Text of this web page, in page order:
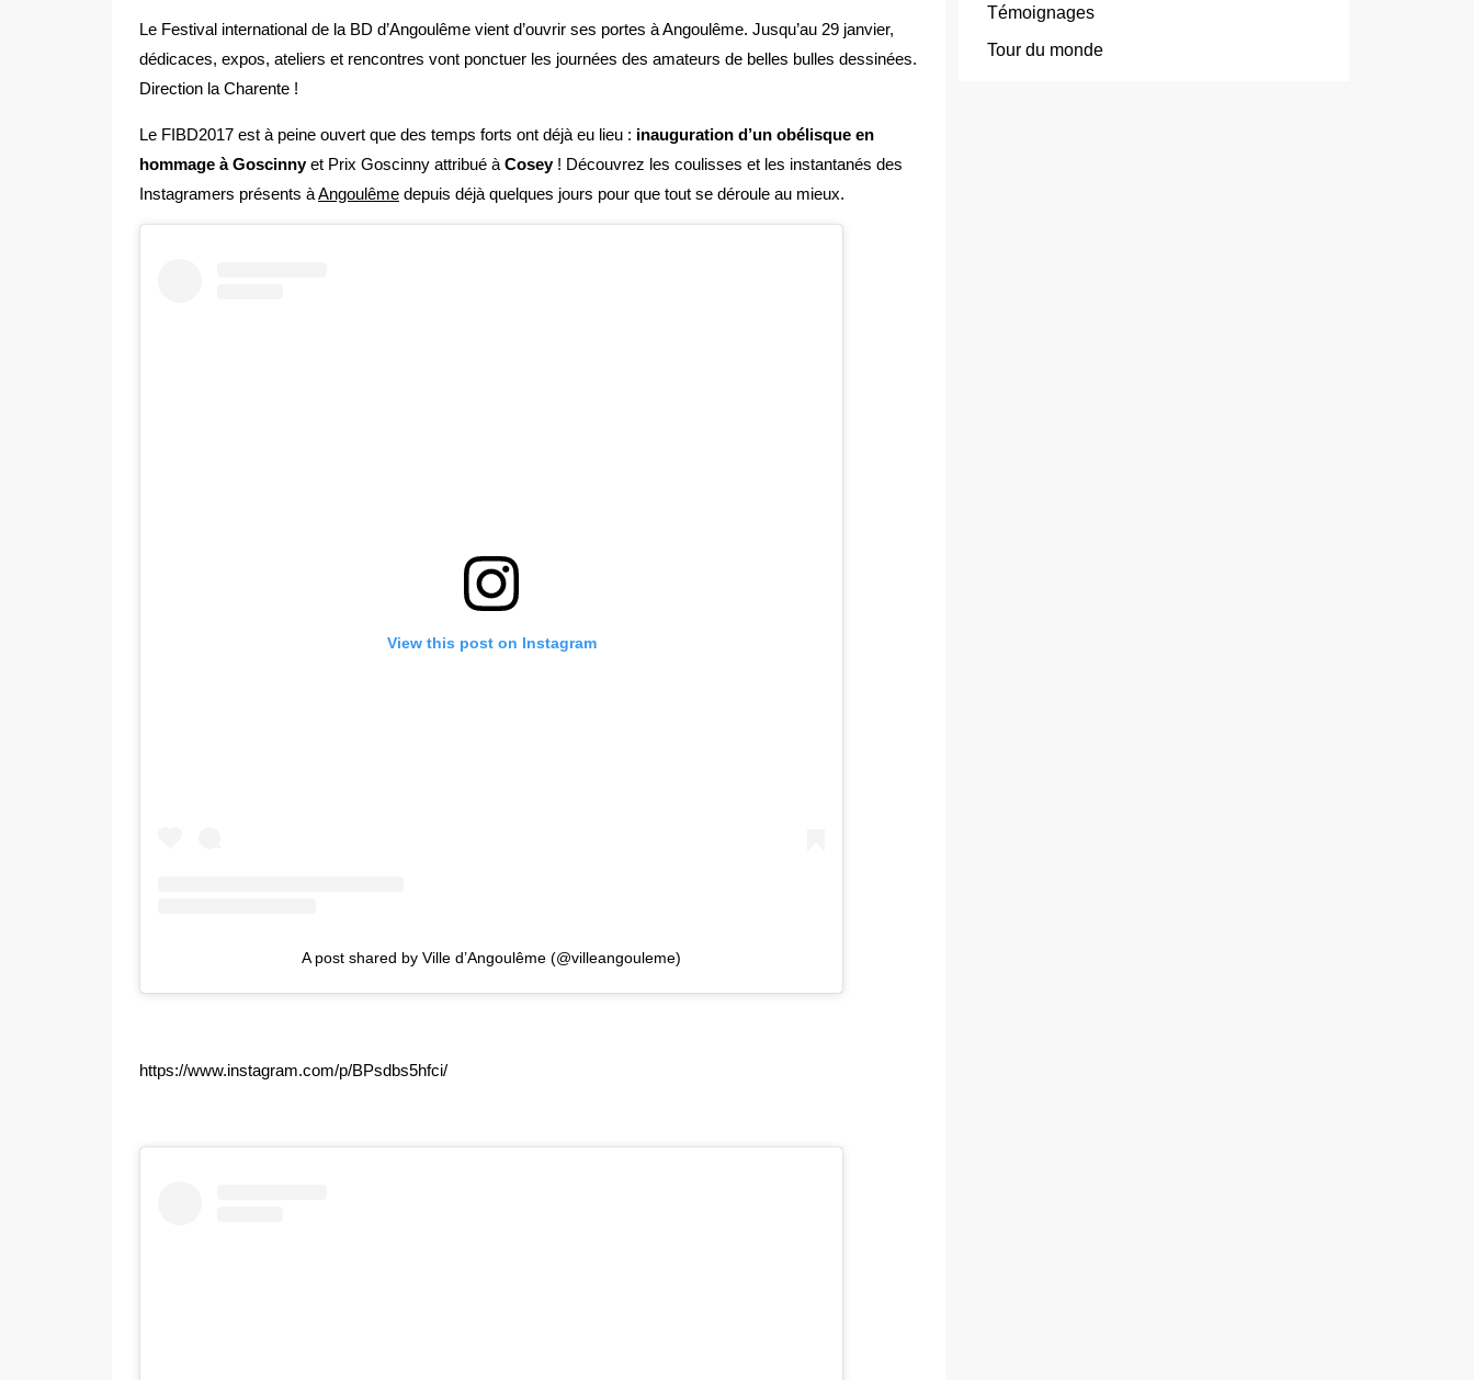
Le Festival international de la BD d’Angoulême vient d’ouvrir ses portes à Angoulême. Jusqu’au 29 janvier,
dédicaces, expos, ateliers et rencontres vont ponctuer les journées des amateurs de belles bulles dessinées.
Direction la Charente !
Le FIBD2017 est à peine ouvert que des temps forts ont déjà eu lieu : inauguration d’un obélisque en
hommage à Goscinnyet Prix Goscinny attribué à Cosey! Découvrez les coulisses et les instantanés des
Instagramers présents àAngoulême depuis déjà quelques jours pour que tout se déroule au mieux.
View this post on Instagram
A post shared by Ville d’Angoulême (@villeangouleme)
https://www.instagram.com/p/BPsdbs5hfci/
Témoignages
Tour du monde